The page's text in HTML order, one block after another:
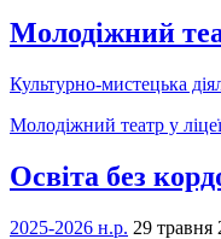
Молодіжний
Культурно-мистецька
Молодіжний театр у ліцеї
Освіта без
2025-2026 н.р. 29 травня